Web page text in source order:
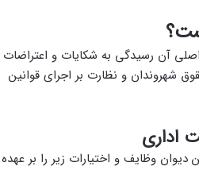
آن رسیدگی به شکایات و اعتراضات
شهروندان و نظارت بر اجرای قوانین
اداری
این دیوان وظایف و اختیارات زیر را بر عهده